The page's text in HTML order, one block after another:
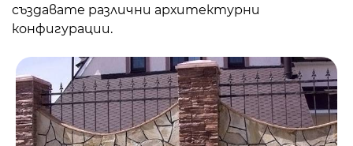
създавате различни архитектурни
конфигурации.